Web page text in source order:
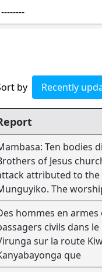
by Recently
Ten bodies
of Jesus
attributed to the
The
middle of prayer.
hommes en
civils dans
sur la route
que